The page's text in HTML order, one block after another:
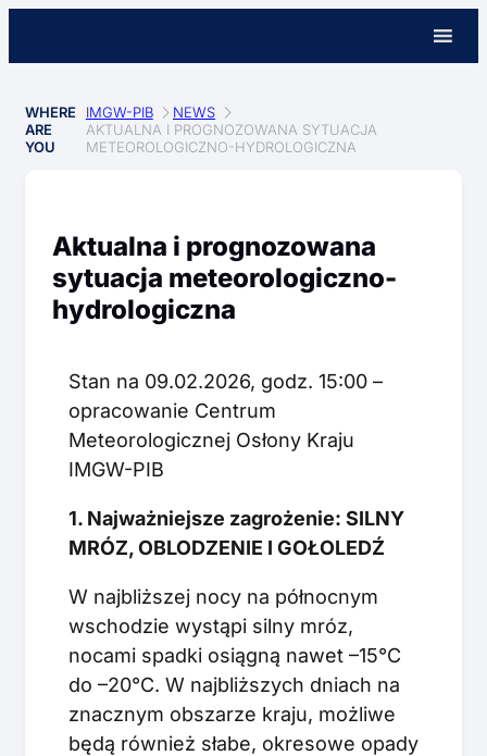
WHERE
ARE
YOU
IMGW-PIB
NEWS
AKTUALNA I PROGNOZOWANA SYTUACJA
METEOROLOGICZNO-HYDROLOGICZNA
Aktualna i prognozowana
sytuacja meteorologiczno-
hydrologiczna
Stan na 09.02.2026, godz. 15:00 –
opracowanie Centrum
Meteorologicznej Osłony Kraju
IMGW-PIB
1. Najważniejsze zagrożenie: SILNY
MRÓZ, OBLODZENIE I GOŁOLEDŹ
W najbliższej nocy na północnym
wschodzie wystąpi silny mróz,
nocami spadki osiągną nawet –15°C
do –20°C. W najbliższych dniach na
znacznym obszarze kraju, możliwe
będą również słabe, okresowe opady